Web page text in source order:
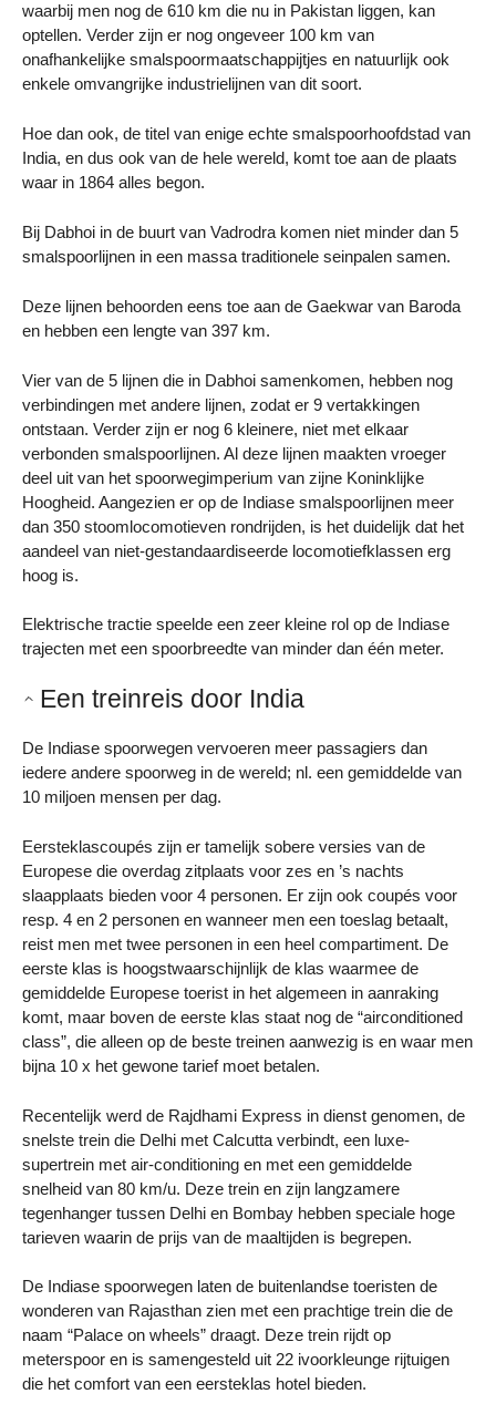
waarbij men nog de 610 km die nu in Pakistan liggen, kan
optellen. Verder zijn er nog ongeveer 100 km van
onafhankelijke smalspoormaatschappijtjes en natuurlijk ook
enkele omvangrijke industrielijnen van dit soort.
Hoe dan ook, de titel van enige echte smalspoorhoofdstad van
India, en dus ook van de hele wereld, komt toe aan de plaats
waar in 1864 alles begon.
Bij Dabhoi in de buurt van Vadrodra komen niet minder dan 5
smalspoorlijnen in een massa traditionele seinpalen samen.
Deze lijnen behoorden eens toe aan de Gaekwar van Baroda
en hebben een lengte van 397 km.
Vier van de 5 lijnen die in Dabhoi samenkomen, hebben nog
verbindingen met andere lijnen, zodat er 9 vertakkingen
ontstaan. Verder zijn er nog 6 kleinere, niet met elkaar
verbonden smalspoorlijnen. Al deze lijnen maakten vroeger
deel uit van het spoorwegimperium van zijne Koninklijke
Hoogheid. Aangezien er op de Indiase smalspoorlijnen meer
dan 350 stoomlocomotieven rondrijden, is het duidelijk dat het
aandeel van niet-gestandaardiseerde locomotiefklassen erg
hoog is.
Elektrische tractie speelde een zeer kleine rol op de Indiase
trajecten met een spoorbreedte van minder dan één meter.
Een treinreis door India
De Indiase spoorwegen vervoeren meer passagiers dan
iedere andere spoorweg in de wereld; nl. een gemiddelde van
10 miljoen mensen per dag.
Eersteklascoupés zijn er tamelijk sobere versies van de
Europese die overdag zitplaats voor zes en ’s nachts
slaapplaats bieden voor 4 personen. Er zijn ook coupés voor
resp. 4 en 2 personen en wanneer men een toeslag betaalt,
reist men met twee personen in een heel compartiment. De
eerste klas is hoogstwaarschijnlijk de klas waarmee de
gemiddelde Europese toerist in het algemeen in aanraking
komt, maar boven de eerste klas staat nog de “airconditioned
class”, die alleen op de beste treinen aanwezig is en waar men
bijna 10 x het gewone tarief moet betalen.
Recentelijk werd de Rajdhami Express in dienst genomen, de
snelste trein die Delhi met Calcutta verbindt, een luxe-
supertrein met air-conditioning en met een gemiddelde
snelheid van 80 km/u. Deze trein en zijn langzamere
tegenhanger tussen Delhi en Bombay hebben speciale hoge
tarieven waarin de prijs van de maaltijden is begrepen.
De Indiase spoorwegen laten de buitenlandse toeristen de
wonderen van Rajasthan zien met een prachtige trein die de
naam “Palace on wheels” draagt. Deze trein rijdt op
meterspoor en is samengesteld uit 22 ivoorkleunge rijtuigen
die het comfort van een eersteklas hotel bieden.